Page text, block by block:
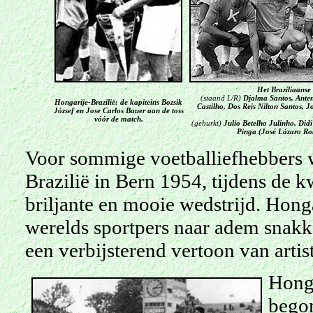
Hongarije-Brazilië: de kapiteins Bozsik
József en Jose Carlos Bauer aan de toss
vóór de match.
Het
(staand L/R) Djalma Santos,
Castilho, Dos Reis Nilton Santos,
(gehurkt)Julio Betelho Julinho, Didi
Pinga(José Lázaro
Voor sommige voetballiefhebbers
Brazilië in Bern 1954, tijdens de
briljante en mooie wedstrijd.
werelds sportpers naar adem
een verbijsterend vertoon van